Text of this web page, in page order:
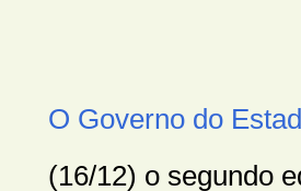
O Governo do
(16/12) o segundo